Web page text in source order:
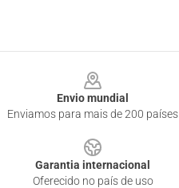
Envio mundial
Enviamos para mais de 200 países
Garantia internacional
Oferecido no país de uso